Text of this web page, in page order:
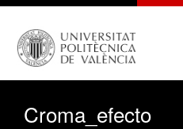
Croma_efecto